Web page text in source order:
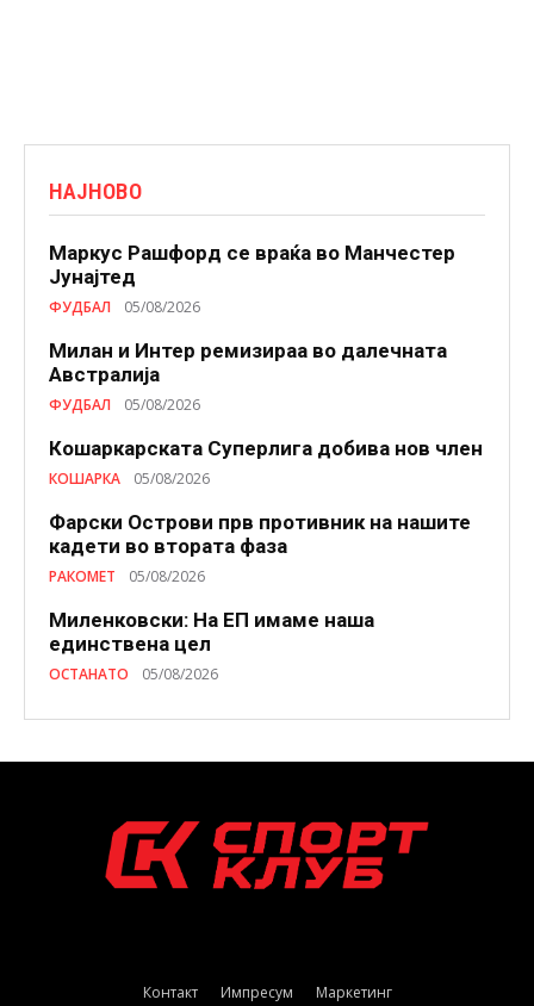
НАЈНОВО
Маркус Рашфорд се враќа во Манчестер
Јунајтед
ФУДБАЛ 05/08/2026
Милан и Интер ремизираа во далечната
Австралија
ФУДБАЛ 05/08/2026
Кошаркарската Суперлига добива нов член
КОШАРКА 05/08/2026
Фарски Острови прв противник на нашите
кадети во втората фаза
РАКОМЕТ 05/08/2026
Миленковски: На ЕП имаме наша
единствена цел
ОСТАНАТО 05/08/2026
Контакт Импресум Маркетинг